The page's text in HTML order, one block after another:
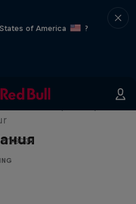
of America
?
епизоди